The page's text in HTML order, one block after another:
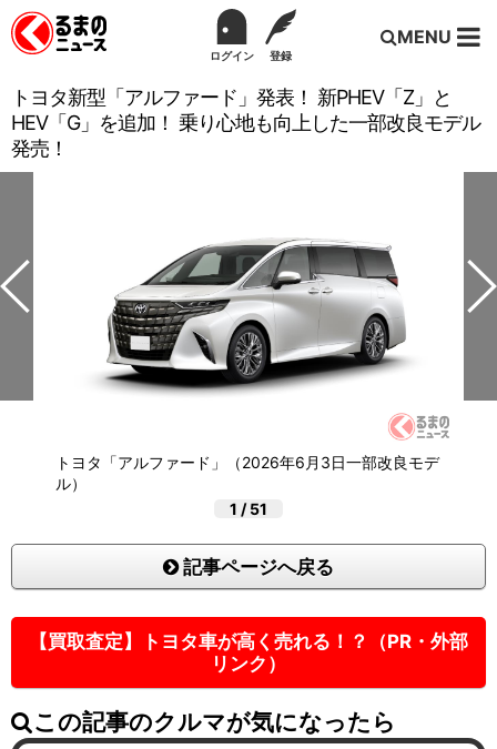
ログイン 登録
MENU
トヨタ新型「アルファード」発表！ 新PHEV「Z」と
HEV「G」を追加！ 乗り心地も向上した一部改良モデル
発売！
トヨタ「アルファード」（2026年6月3日一部改良モデ
ル）
1 /51
記事ページへ戻る
【買取査定】トヨタ車が高く売れる！？（PR・外部
リンク）
この記事のクルマが気になったら